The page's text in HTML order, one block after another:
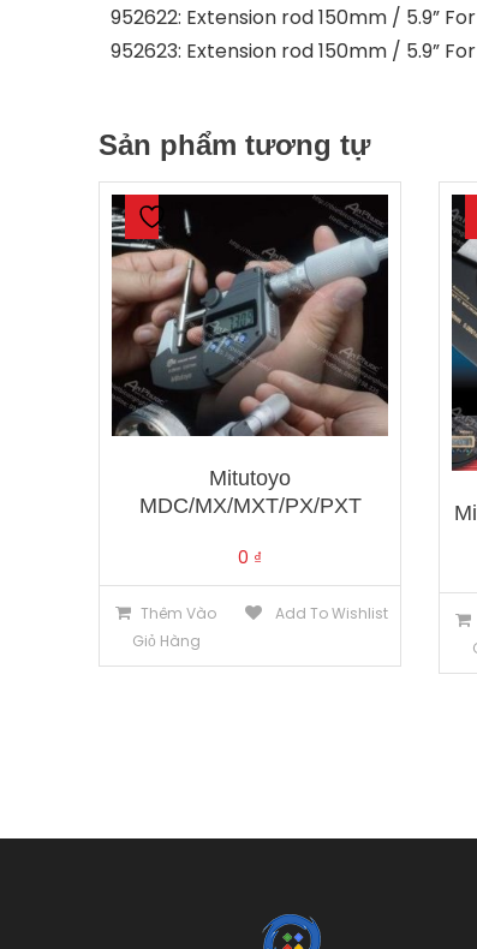
952622: Extension rod 150mm / 5.9”
952623: Extension rod 150mm / 5.9”
Sản phẩm tương tự
Mitutoyo
MDC/MX/MXT/PX/PXT
0 ₫
Thêm Vào
Giỏ Hàng
Add To Wishlist